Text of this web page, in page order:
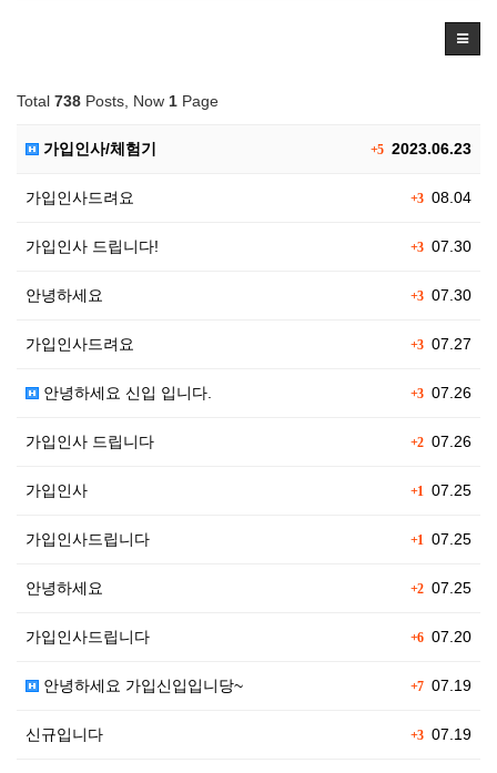
Total 738 Posts, Now 1 Page
+52023.06.23
가입인사/체험기
+308.04
가입인사드려요
+307.30
가입인사 드립니다!
+307.30
안녕하세요
+307.27
가입인사드려요
+307.26
안녕하세요 신입 입니다.
+207.26
가입인사 드립니다
+1 07.25
가입인사
+1 07.25
가입인사드립니다
+207.25
안녕하세요
+607.20
가입인사드립니다
+707.19
안녕하세요 가입신입입니당~
+307.19
신규입니다